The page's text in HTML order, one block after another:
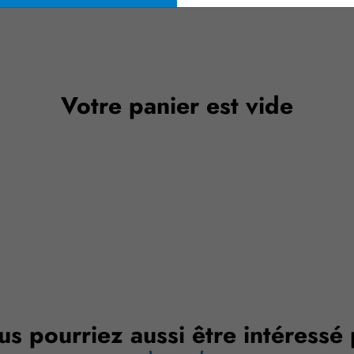
Votre panier est vide
pourriez aussi être intéressé